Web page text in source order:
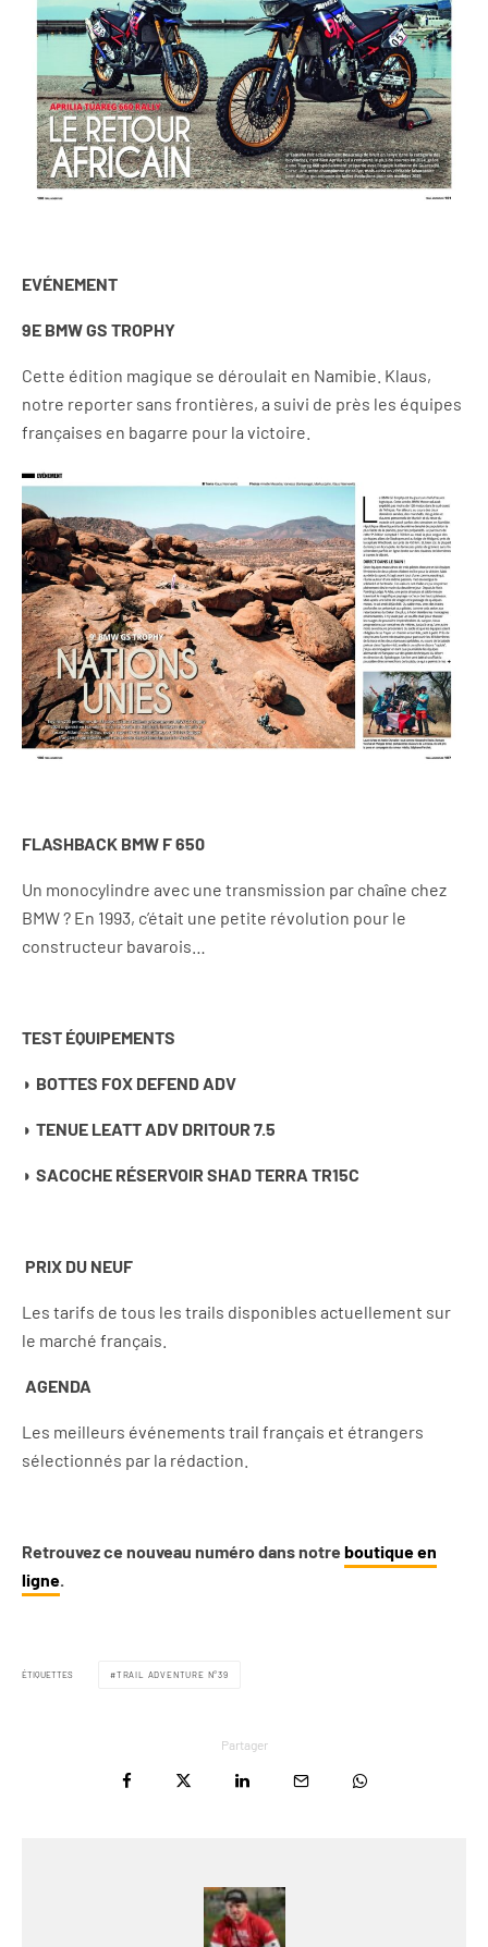
EVÉNEMENT
9E BMW GS TROPHY
Cette édition magique se déroulait en Namibie. Klaus,
notre reporter sans frontières, a suivi de près les équipes
françaises en bagarre pour la victoire.
FLASHBACK BMW F 650
Un monocylindre avec une transmission par chaîne chez
BMW ? En 1993, c’était une petite révolution pour le
constructeur bavarois…
TEST ÉQUIPEMENTS
◗ BOTTES FOX DEFEND ADV
◗ TENUE LEATT ADV DRITOUR 7.5
◗ SACOCHE RÉSERVOIR SHAD TERRA TR15C
PRIX DU NEUF
Les tarifs de tous les trails disponibles actuellement sur
le marché français.
AGENDA
Les meilleurs événements trail français et étrangers
sélectionnés par la rédaction.
Retrouvez ce nouveau numéro dans notre boutique en
ligne.
ÉTIQUETTES TRAIL ADVENTURE N°39
Partager